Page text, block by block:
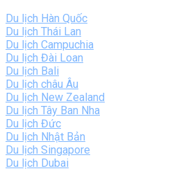
Du lịch Hàn Quốc
Du lịch Thái Lan
Du lịch Campuchia
Du lịch Đài Loan
Du lịch Bali
Du lịch châu Âu
Du lịch New Zealand
Du lịch Tây Ban Nha
Du lịch Đức
Du lịch Nhật Bản
Du lịch Singapore
Du lịch Dubai